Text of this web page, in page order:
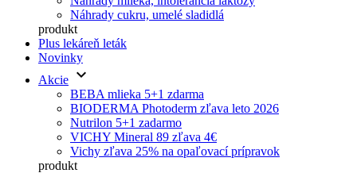
Náhrady cukru, umelé sladidlá
produkt
Plus lekáreň leták
Novinky
Akcie keyboard_arrow_down
BEBA mlieka 5+1 zdarma
BIODERMA Photoderm zľava leto 2026
Nutrilon 5+1 zadarmo
VICHY Mineral 89 zľava 4€
Vichy zľava 25% na opaľovací prípravok
produkt